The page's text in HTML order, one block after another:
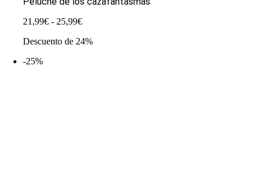
21,99€ - 25,99€Rango
precios:
Descuento de 24%
-25%